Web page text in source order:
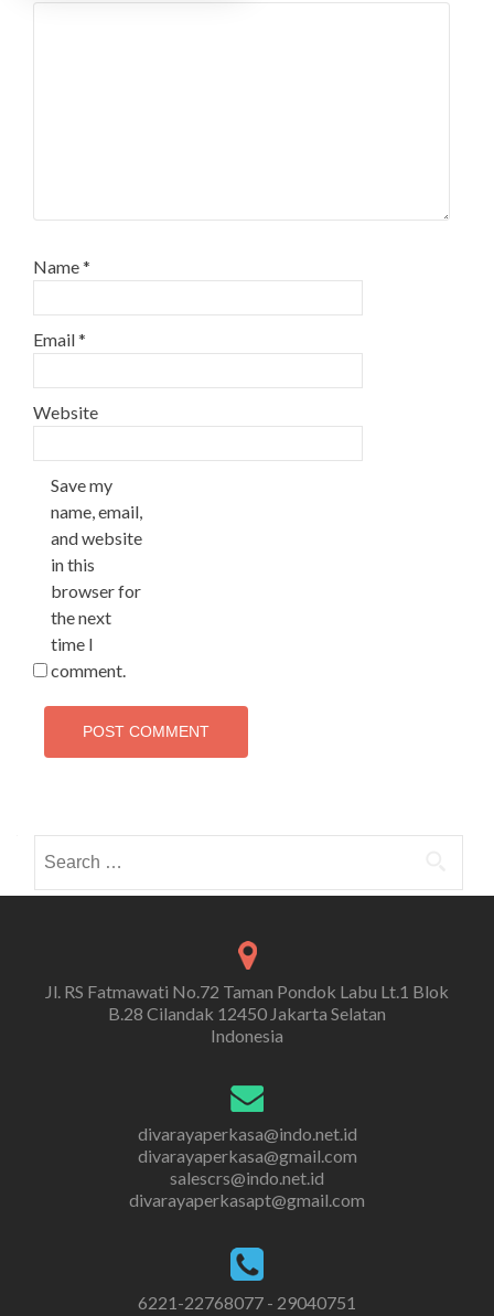
Name*
Email*
Website
Save my
name, email,
and website
in this
browser for
the next
time I
comment.
for:
Jl. RS Fatmawati No.72 Taman Pondok Labu Lt.1 Blok
B.28 Cilandak 12450 Jakarta Selatan
Indonesia
divarayaperkasa@indo.net.id
divarayaperkasa@gmail.com
salescrs@indo.net.id
divarayaperkasapt@gmail.com
6221-22768077 - 29040751